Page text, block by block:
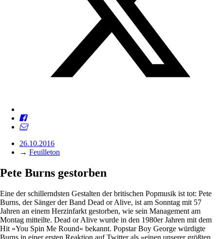
26.10.2016
→ Feuilleton
Pete Burns gestorben
Eine der schillerndsten Gestalten der britischen Popmusik ist tot: Pete
Burns, der Sänger der Band Dead or Alive, ist am Sonntag mit 57
Jahren an einem Herzinfarkt gestorben, wie sein Management am
Montag mitteilte. Dead or Alive wurde in den 1980er Jahren mit dem
Hit »You Spin Me Round« bekannt. Popstar Boy George würdigte
Burns in einer ersten Reaktion auf Twitter als »einen unserer größten